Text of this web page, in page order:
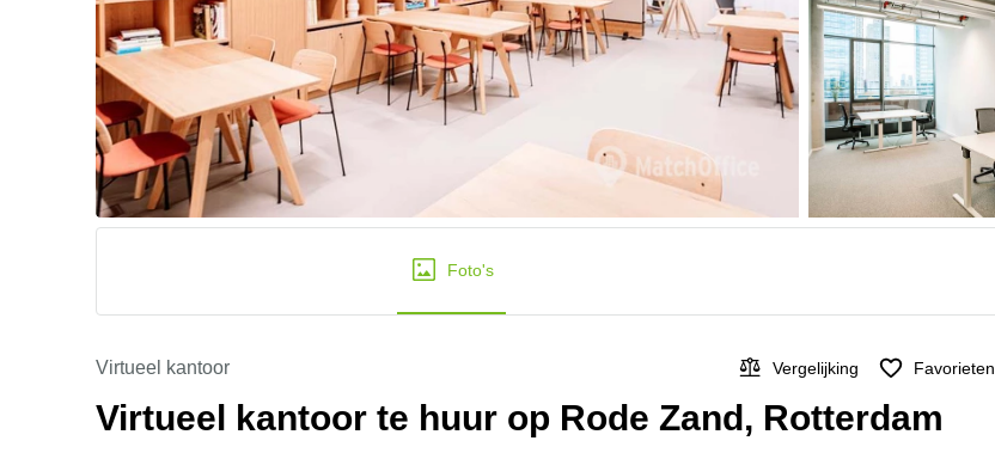
Foto's
Virtueel kantoor Vergelijking Favorieten
Virtueel kantoor te huur op Rode Zand, Rotterdam